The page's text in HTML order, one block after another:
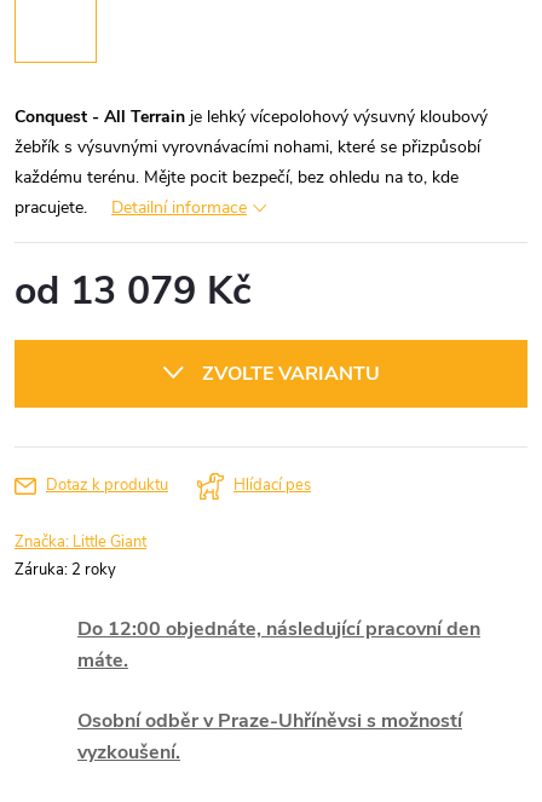
Conquest - All Terrain je lehký vícepolohový výsuvný kloubový
žebřík s výsuvnými vyrovnávacími nohami, které se přizpůsobí
každému terénu. Mějte pocit bezpečí, bez ohledu na to, kde
pracujete.
Detailní informace
od 13 079 Kč
ZVOLTE VARIANTU
Dotaz k produktu Hlídací pes
Značka: Little Giant
Záruka: 2 roky
Do 12:00 objednáte, následující pracovní den
máte.
Osobní odběr v Praze-Uhříněvsi s možností
vyzkoušení.